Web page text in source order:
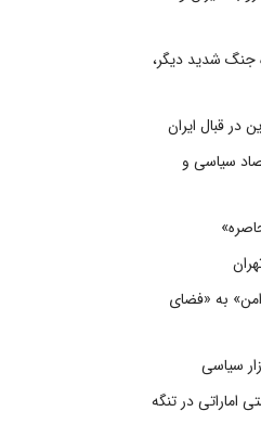
جنگ شدید دیگر،
در قبال ایران
سیاسی و
به «فضای
سیاسی
در تنگه